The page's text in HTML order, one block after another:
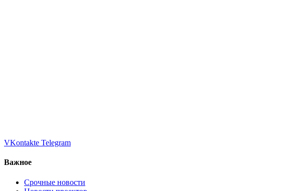
VKontakte Telegram
Важное
Срочные новости